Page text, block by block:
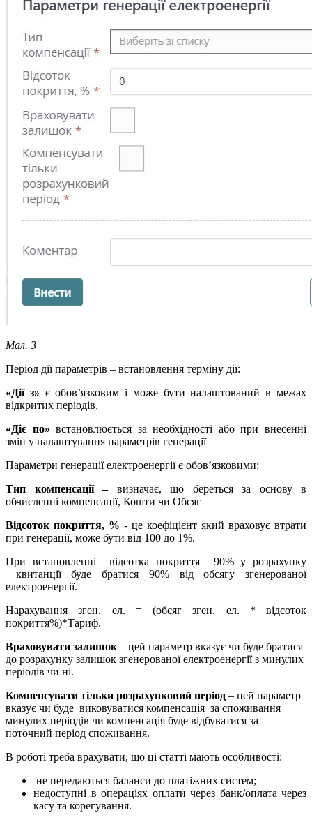
Мал. 3
Період дії параметрів – встановлення терміну дії:
«Дії з» є обов’язковим і може бути налаштований в межах
відкритих періодів,
«Діє по» встановлюється за необхідності або при внесенні
змін у налаштування параметрів генерації
Параметри генерації електроенергії є обов’язковими:
Тип компенсації – визначає, що береться за основу в
обчисленні компенсації, Кошти чи Обсяг
Відсоток покриття, % - це коефіцієнт який враховує втрати
при генерації, може бути від 100 до 1%.
При встановленні відсотка покриття 90% у розрахунку
квитанції буде братися 90% від обсягу згенерованої
електроенергії.
Нарахування зген. ел. = (обсяг зген. ел. * відсоток
покриття%)*Тариф.
Враховувати залишок– цей параметр вказує чи буде братися
до розрахунку залишок згенерованої електроенергії з минулих
періодів чи ні.
Компенсувати тільки розрахунковий період – цей параметр
вказує чи буде виковуватися компенсація за споживання
минулих періодів чи компенсація буде відбуватися за
поточний період споживання.
В роботі треба врахувати, що ці статті мають особливості:
не передаються баланси до платіжних систем;
недоступні в операціях оплати через банк/оплата через
касу та корегування.